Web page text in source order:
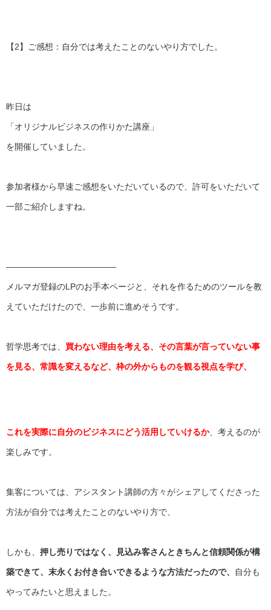
【2】ご感想：自分では考えたことのないやり方でした。
昨日は
「オリジナルビジネスの作りかた講座」
を開催していました。
参加者様から早速ご感想をいただいているので、 許可をいただいて
一部ご紹介しますね。
—————————————
メルマガ登録のLPのお手本ページと、 それを作るためのツールを教
えていただけたので、 一歩前に進めそうです。
哲学思考では、 買わない理由を考える、 その言葉が言っていない事
を見る、常識を変えるなど、 枠の外からものを観る視点を学び、
これを実際に自分のビジネスにどう活用していけるか、 考えるのが
楽しみです。
集客については、 アシスタント講師の方々がシェアしてくださった
方法が自分では考えたことのないやり方で、
しかも、 押し売りではなく、 見込み客さんときちんと信頼関係が構
築できて、 末永くお付き合いできるような方法だったので、 自分も
やってみたいと思えました。